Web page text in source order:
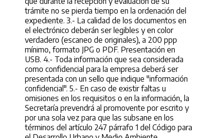
trámite no se pierda tiempo en la ordenación del
expediente. 3.- La calidad de los documentos en
el electrónico deberán ser legibles y en color
verdadero (escaneo de originales), a 200 ppp
mínimo, formato JPG o PDF. Presentación en
USB. 4.- Toda información que sea considerada
como confidencial para la empresa deberá ser
presentada con un sello que indique "información
confidencial". 5.- En caso de existir faltas u
omisiones en los requisitos o en la información, la
Secretaría prevendrá al promovente por escrito y
por una sola vez para que las subsane en los
términos del artículo 247 párrafo 1 del Código para